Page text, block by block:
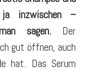
inzwischen –
sagen. Der
gut öffnen, auch
hat. Das Serum